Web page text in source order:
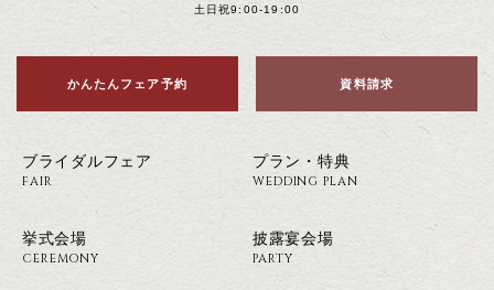
土日祝9:00-19:00
かんたんフェア予約 資料請求
ブライダルフェア
FAIR
プラン・特典
WEDDING PLAN
挙式会場
CEREMONY
披露宴会場
PARTY